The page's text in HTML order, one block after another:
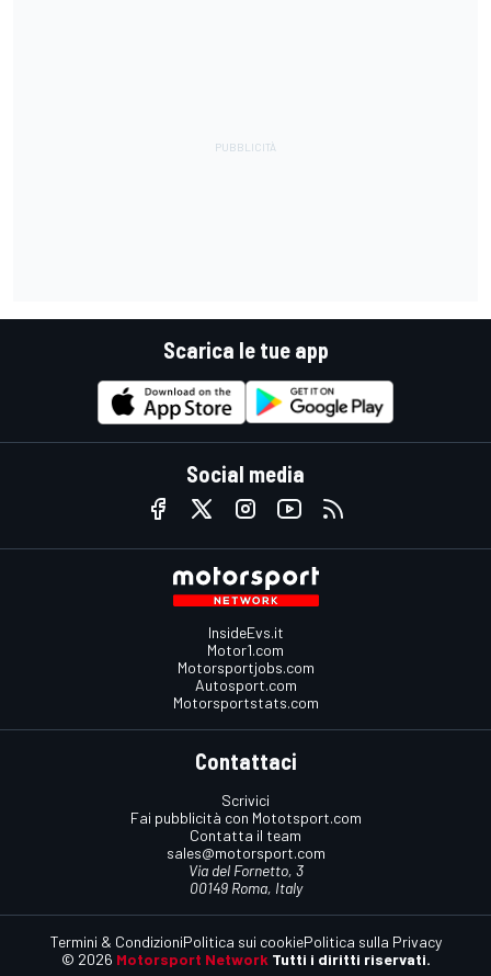
Scarica le tue app
Social media
InsideEvs.it
Motor1.com
Motorsportjobs.com
Autosport.com
Motorsportstats.com
Contattaci
Scrivici
Fai pubblicità con Mototsport.com
Contatta il team
sales@motorsport.com
Via del Fornetto, 3
00149 Roma, Italy
© 2026 Motorsport Network Tutti i diritti riservati.
Termini & CondizioniPolitica sui cookiePolitica sulla Privacy